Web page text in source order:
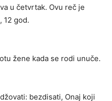
u četvrtak. Ovu reč je
12 god.
žene kada se rodi unuče.
bezdisati, Onaj koji